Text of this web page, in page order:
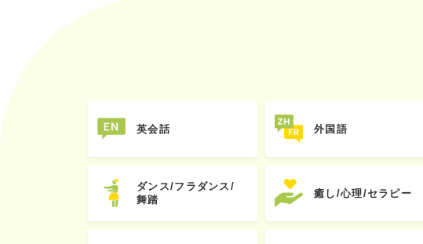
英会話 外国語
ダンス/フラダンス/
舞踏
癒し/心理/セラピー